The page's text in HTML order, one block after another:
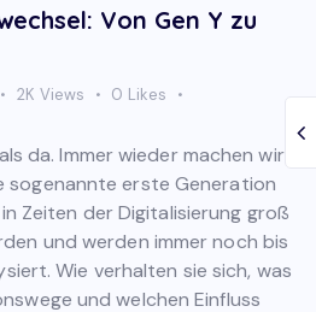
Von Gen Y zu
2K Views 0 Likes
da. Immer wieder machen wir
sogenannte erste Generation
Zeiten der Digitalisierung groß
und werden immer noch bis
Wie verhalten sie sich, was
und welchen Einfluss